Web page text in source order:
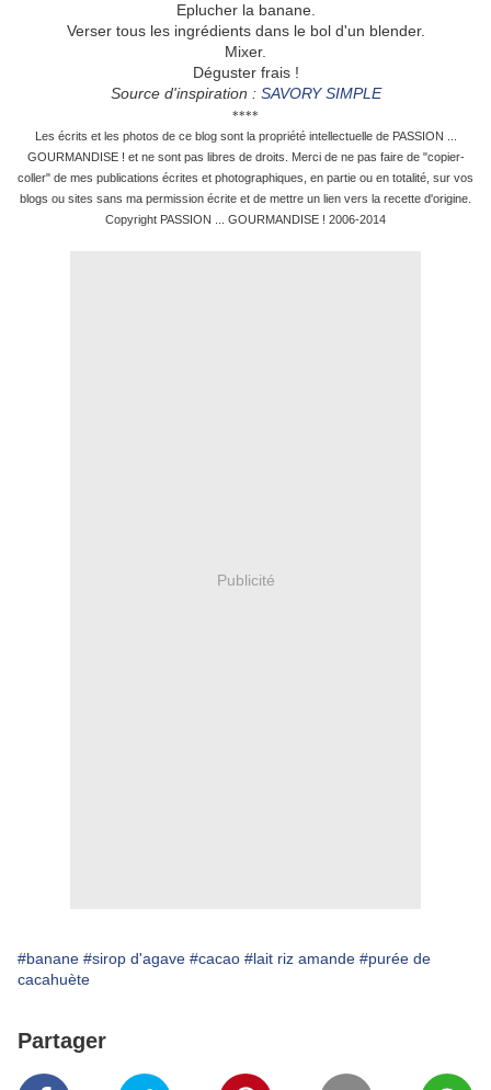
Eplucher la banane.
Verser tous les ingrédients dans le bol d'un blender.
Mixer.
Déguster frais !
Source d'inspiration : SAVORY SIMPLE
****
Les écrits et les photos de ce blog sont la propriété intellectuelle de PASSION ...
GOURMANDISE ! et ne sont pas libres de droits. Merci de ne pas faire de "copier-
coller" de mes publications écrites et photographiques, en partie ou en totalité, sur vos
blogs ou sites sans ma permission écrite et de mettre un lien vers la recette d'origine.
Copyright PASSION ... GOURMANDISE ! 2006-2014
Publicité
#banane #sirop d'agave #cacao #lait riz amande #purée de
cacahuète
Partager